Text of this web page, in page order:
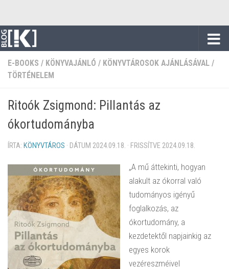
E-BOOKS / KÖNYVAJÁNLÓ / KÖNYVTÁROSOK AJÁNLÁSÁVAL /
TÖRTÉNELEM
Ritoók Zsigmond: Pillantás az
ókortudományba
ÍRTA: KÖNYVTÁROS · DÁTUM 2024.09.18. · FRISSÍTVE 2024.09.18.
„A mű áttekinti, hogyan
alakult az ókorral való
tudományos igényű
foglalkozás, az
ókortudomány, a
kezdetektől napjainkig az
egyes korok
vezéreszméivel